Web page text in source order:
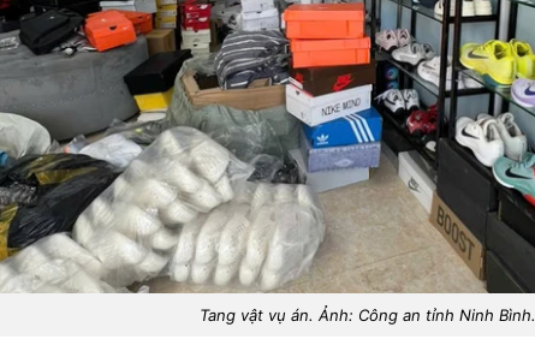
Tang vật vụ án. Ảnh: Công an tỉnh Ninh Bình.